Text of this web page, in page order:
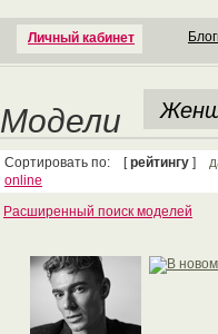
Личный кабинет
Модели
Сортировать по: [рейтингу ]
online
Расширенный поиск моделей